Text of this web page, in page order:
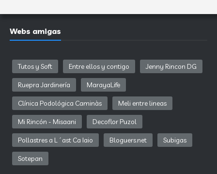
Webs amigas
Tutos y Soft Entre ellos y contigo Jenny Rincon DG
Ruepra Jardinería MarayaLife
Clínica Podológica Caminàs Meli entre lineas
Mi Rincón - Misaani Decoflor Puzol
Pollastres a L´ast Ca Iaio Bloguers.net Subigas
Sotepan